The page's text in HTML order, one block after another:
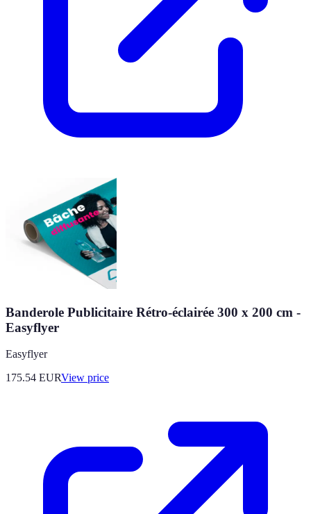
Banderole Publicitaire Rétro-éclairée 300 x 200 cm -
Easyflyer
Easyflyer
175.54 EURView price